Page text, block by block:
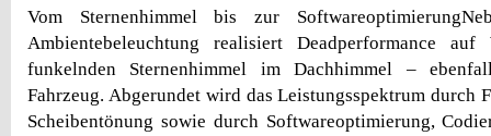
Vom Sternenhimmel bis zur
Ambientebeleuchtung realisiert Deadperformance
funkelnden Sternenhimmel im Dachhimmel –
Fahrzeug. Abgerundet wird das Leistungsspektrum durch
Scheibentönung sowie durch Softwareoptimierung,